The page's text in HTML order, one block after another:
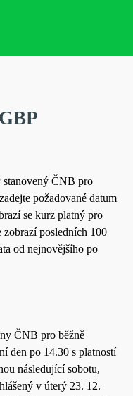
stanovený ČNB pro
požadované datum
se kurz platný pro
zobrazí posledních 100
od nejnovějšího po
ČNB pro běžně
den po 14.30 s platností
následující sobotu,
v úterý 23. 12.